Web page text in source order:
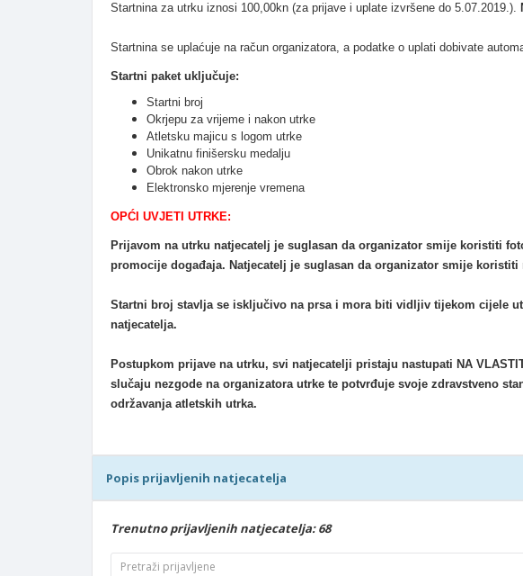
Startnina za utrku iznosi 100,00kn (za prijave i uplate izvršene do 5.07.2019.).
Startnina se uplaćuje na račun organizatora, a podatke o uplati dobivate
Startni paket uključuje:
Startni broj
Okrjepu za vrijeme i nakon utrke
Atletsku majicu s logom utrke
Unikatnu finišersku medalju
Obrok nakon utrke
Elektronsko mjerenje vremena
OPĆI UVJETI UTRKE:
Prijavom na utrku natjecatelj je suglasan da organizator smije koristiti
promocije događaja. Natjecatelj je suglasan da organizator smije
Startni broj stavlja se isključivo na prsa i mora biti vidljiv tijekom cijele
natjecatelja.
Postupkom prijave na utrku, svi natjecatelji pristaju nastupati NA
slučaju nezgode na organizatora utrke te potvrđuje svoje zdravstveno
održavanja atletskih utrka.
Popis prijavljenih natjecatelja
Trenutno prijavljenih natjecatelja: 68